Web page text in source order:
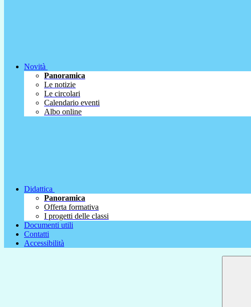
Novità
Panoramica
Le notizie
Le circolari
Calendario eventi
Albo online
Didattica
Panoramica
Offerta formativa
I progetti delle classi
Documenti utili
Contatti
Accessibilità